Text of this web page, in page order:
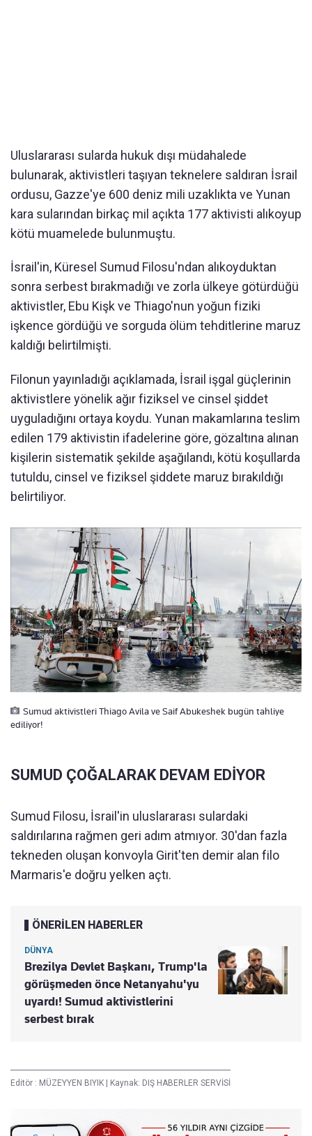
Uluslararası sularda hukuk dışı müdahalede
bulunarak, aktivistleri taşıyan teknelere saldıran İsrail
ordusu, Gazze'ye 600 deniz mili uzaklıkta ve Yunan
kara sularından birkaç mil açıkta 177 aktivisti alıkoyup
kötü muamelede bulunmuştu.
İsrail'in, Küresel Sumud Filosu'ndan alıkoyduktan
sonra serbest bırakmadığı ve zorla ülkeye götürdüğü
aktivistler, Ebu Kişk ve Thiago'nun yoğun fiziki
işkence gördüğü ve sorguda ölüm tehditlerine maruz
kaldığı belirtilmişti.
Filonun yayınladığı açıklamada, İsrail işgal güçlerinin
aktivistlere yönelik ağır fiziksel ve cinsel şiddet
uyguladığını ortaya koydu. Yunan makamlarına teslim
edilen 179 aktivistin ifadelerine göre, gözaltına alınan
kişilerin sistematik şekilde aşağılandı, kötü koşullarda
tutuldu, cinsel ve fiziksel şiddete maruz bırakıldığı
belirtiliyor.
Sumud aktivistleri Thiago Avila ve Saif Abukeshek bugün tahliye
ediliyor!
SUMUD ÇOĞALARAK DEVAM EDİYOR
Sumud Filosu, İsrail'in uluslararası sulardaki
saldırılarına rağmen geri adım atmıyor. 30'dan fazla
tekneden oluşan konvoyla Girit'ten demir alan filo
Marmaris'e doğru yelken açtı.
ÖNERİLEN HABERLER
DÜNYA
Brezilya Devlet Başkanı, Trump'la
görüşmeden önce Netanyahu'yu
uyardı! Sumud aktivistlerini
serbest bırak
Editör : MÜZEYYEN BIYIK | Kaynak: DIŞ HABERLER SERVİSİ